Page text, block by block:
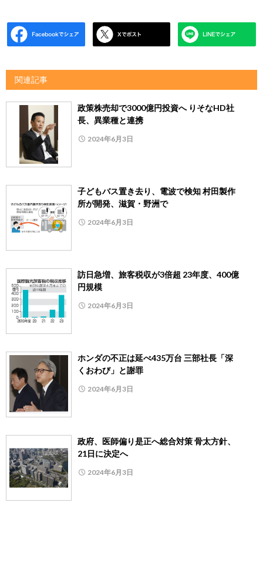
関連記事
政策株売却で3000億円投資へ りそなHD社
長、異業種と連携
2024年6月3日
子どもバス置き去り、電波で検知 村田製作
所が開発、滋賀・野洲で
2024年6月3日
訪日急増、旅客税収が3倍超 23年度、400億
円規模
2024年6月3日
ホンダの不正は延べ435万台 三部社長「深
くおわび」と謝罪
2024年6月3日
政府、医師偏り是正へ総合対策 骨太方針、
21日に決定へ
2024年6月3日